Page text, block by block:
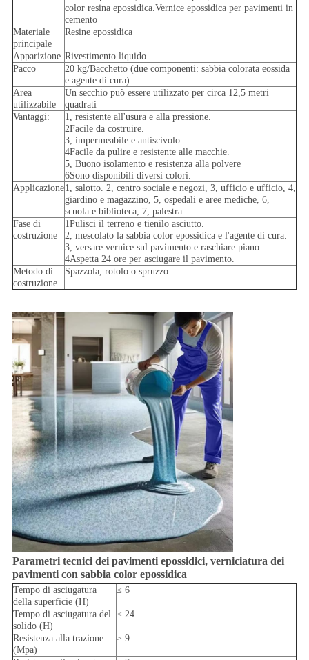
color resina epossidica.Vernice epossidica per pavimenti in
cemento
Materiale
principale
Resine epossidica
Apparizione Rivestimento liquido
Pacco
20 kg/Bacchetto (due componenti: sabbia colorata eossida
e agente di cura)
Area
utilizzabile
Un secchio può essere utilizzato per circa 12,5 metri
quadrati
Vantaggi:
1, resistente all'usura e alla pressione.
2Facile da costruire.
3, impermeabile e antiscivolo.
4Facile da pulire e resistente alle macchie.
5, Buono isolamento e resistenza alla polvere
6Sono disponibili diversi colori.
Applicazione1, salotto. 2, centro sociale e negozi, 3, ufficio e ufficio, 4,
giardino e magazzino, 5, ospedali e aree mediche, 6,
scuola e biblioteca, 7, palestra.
Fase di
costruzione
1Pulisci il terreno e tienilo asciutto.
2, mescolato la sabbia color epossidica e l'agente di cura.
3, versare vernice sul pavimento e raschiare piano.
4Aspetta 24 ore per asciugare il pavimento.
Metodo di
costruzione
Spazzola, rotolo o spruzzo
Parametri tecnici dei pavimenti epossidici, verniciatura dei
pavimenti con sabbia color epossidica
Tempo di asciugatura
della superficie (H)
≤ 6
Tempo di asciugatura del
solido (H)
≤ 24
Resistenza alla trazione
(Mpa)
≥ 9